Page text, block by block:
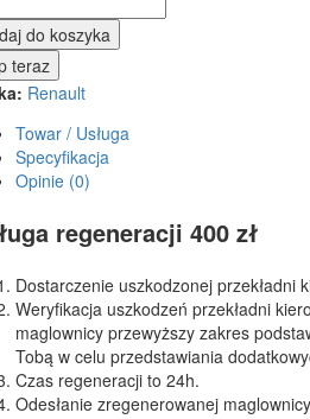
do koszyka
teraz
Renault
Towar / Usługa
Specyfikacja
Opinie (0)
regeneracji 400 zł
Dostarczenie uszkodzonej przekładni
Weryfikacja uszkodzeń przekładni
maglownicy przewyższy zakres
Tobą w celu przedstawiania
Czas regeneracji to 24h.
Odesłanie zregenerowanej